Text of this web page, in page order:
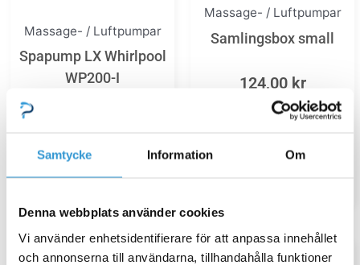
Samtycke Information Om
Denna webbplats använder cookies
Vi använder enhetsidentifierare för att anpassa innehållet
och annonserna till användarna, tillhandahålla funktioner
Massage- / Luftpumpar
Spapump LX Whirlpool
WP200-I
Lägg till i varukorg
Massage- / Luftpumpar
Samlingsbox small
124,00 kr